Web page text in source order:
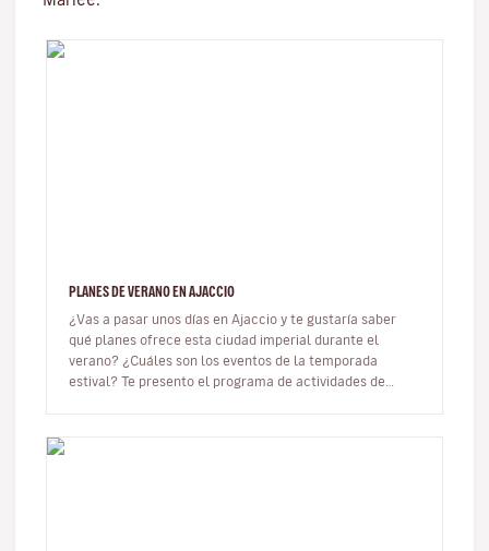
PLANES DE VERANO EN AJACCIO
¿Vas a pasar unos días en Ajaccio y te gustaría saber
qué planes ofrece esta ciudad imperial durante el
verano? ¿Cuáles son los eventos de la temporada
estival? Te presento el programa de actividades de